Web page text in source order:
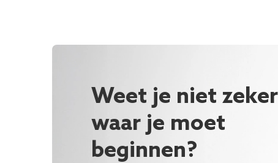
Weet je niet zeker
waar je moet
beginnen?